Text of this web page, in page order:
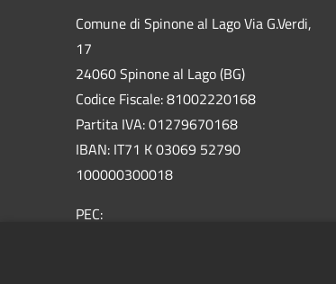
Comune di Spinone al Lago Via G.Verdi,
17
24060 Spinone al Lago (BG)
Codice Fiscale: 81002220168
Partita IVA: 01279670168
IBAN: IT71 K 03069 52790
100000300018
PEC: